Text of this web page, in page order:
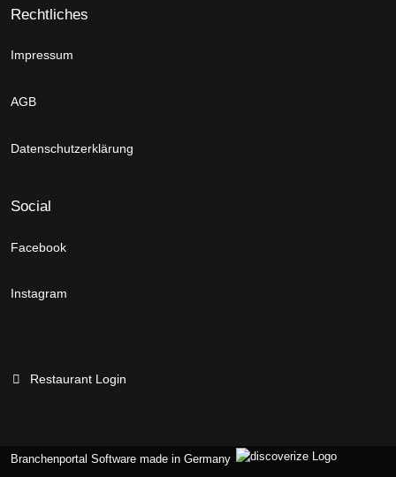
Rechtliches
Impressum
AGB
Datenschutzerklärung
Social
Facebook
Instagram
Restaurant Login
Branchenportal Software made in Germany